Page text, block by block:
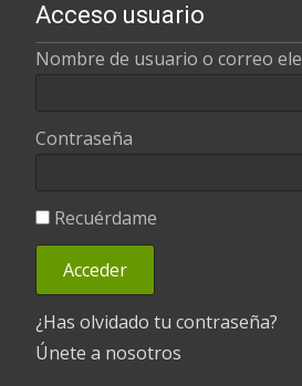
Acceso usuario
Nombre de usuario o correo
Contraseña
Recuérdame
¿Has olvidado tu contraseña?
Únete a nosotros